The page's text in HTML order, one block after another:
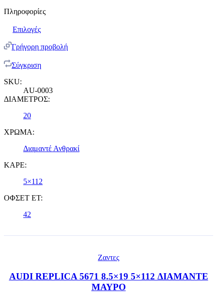
Πληροφορίες
Επιλογές
Γρήγορη προβολή
Σύγκριση
SKU:
AU-0003
ΔΙΑΜΕΤΡΟΣ:
20
ΧΡΩΜΑ:
Διαμαντέ Ανθρακί
ΚΑΡΕ:
5×112
ΟΦΣΕΤ ET:
42
Ζαντες
AUDI REPLICA 5671 8.5×19 5×112 ΔΙΑΜΑΝΤΕ
ΜΑΥΡΟ